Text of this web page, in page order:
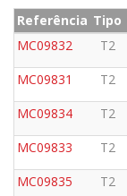
Referência Tipo
MC09832
T2
MC09831 T2
MC09834 T2
MC09833 T2
MC09835 T2